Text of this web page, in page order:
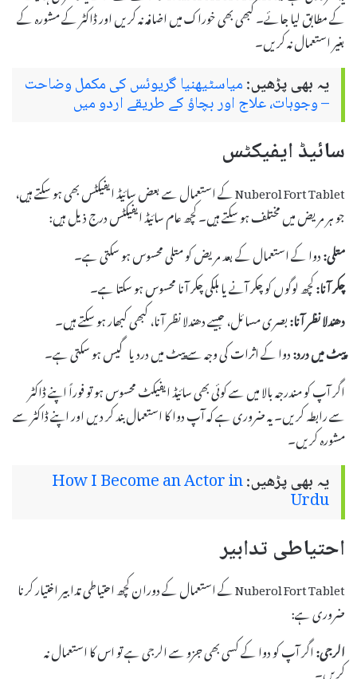
کے مطابق لیا جائے۔ کبھی بھی خوراک میں اضافہ نہ کریں اور ڈاکٹر کے مشورہ کے
بغیر استعمال نہ کریں۔
یہ بھی پڑھیں:میاسٹیھنیا گریوئس کی مکمل وضاحت
– وجوہات، علاج اور بچاؤ کے طریقے اردو میں
سائیڈ ایفیکٹس
Nuberol Fort Tablet کے استعمال سے بعض سائیڈ ایفیکٹس بھی ہو سکتے ہیں،
جو ہر مریض میں مختلف ہو سکتے ہیں۔ کچھ عام سائیڈ ایفیکٹس درج ذیل ہیں:
متلی:دوا کے استعمال کے بعد مریض کو متلی محسوس ہو سکتی ہے۔
چکر آنا:کچھ لوگوں کو چکر آنے یا ہلکی چکر آنا محسوس ہو سکتا ہے۔
دھندلا نظر آنا:بصری مسائل، جیسے دھندلا نظر آنا، کبھی کبھار ہو سکتے ہیں۔
پیٹ میں درد:دوا کے اثرات کی وجہ سے پیٹ میں درد یا گیس ہو سکتی ہے۔
اگر آپ کو مندرجہ بالا میں سے کوئی بھی سائیڈ ایفیکٹ محسوس ہو تو فوراً اپنے ڈاکٹر
سے رابطہ کریں۔ یہ ضروری ہے کہ آپ دوا کا استعمال بند کر دیں اور اپنے ڈاکٹر سے
مشورہ کریں۔
یہ بھی پڑھیں:How I Become an Actor in
Urdu
احتیاطی تدابیر
Nuberol Fort Tablet کے استعمال کے دوران کچھ احتیاطی تدابیر اختیار کرنا
ضروری ہے:
الرجی:اگر آپ کو دوا کے کسی بھی جزو سے الرجی ہے تو اس کا استعمال نہ
کریں۔